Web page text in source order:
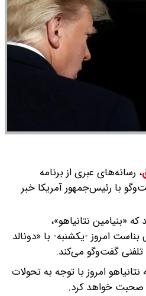
، رسانه‌های عبری از برنامه
با رئیس‌جمهور آمریکا خبر
«بنیامین نتانیاهو»،
امروز -‌یکشنبه- با «دونالد
گفت‌وگو می‌کند.
امروز با توجه به تحولات
صحبت خواهد کرد.